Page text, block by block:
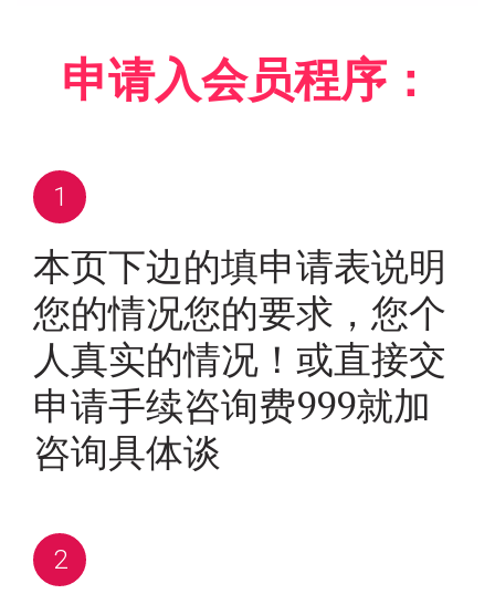
申请入会员程序：
本页下边的填申请表说明
您的情况您的要求，您个
人真实的情况！或直接交
申请手续咨询费999就加
咨询具体谈